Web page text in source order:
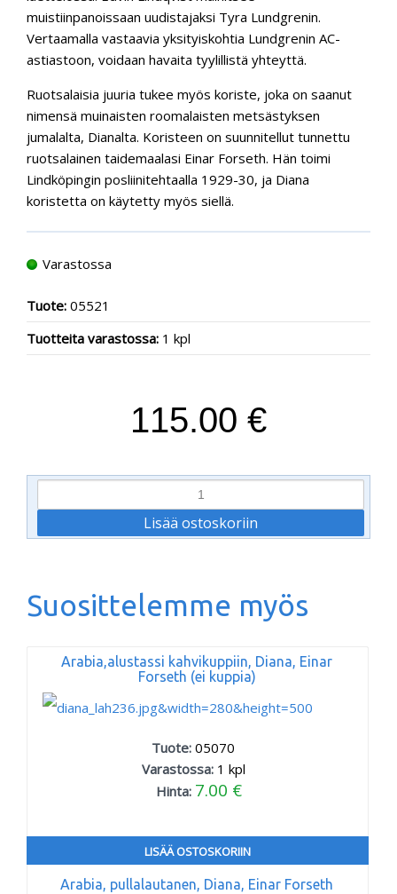
muistiinpanoissaan uudistajaksi Tyra Lundgrenin.
Vertaamalla vastaavia yksityiskohtia Lundgrenin AC-
astiastoon, voidaan havaita tyylillistä yhteyttä.
Ruotsalaisia juuria tukee myös koriste, joka on saanut
nimensä muinaisten roomalaisten metsästyksen
jumalalta, Dianalta. Koristeen on suunnitellut tunnettu
ruotsalainen taidemaalasi Einar Forseth. Hän toimi
Lindköpingin posliinitehtaalla 1929-30, ja Diana
koristetta on käytetty myös siellä.
Varastossa
Tuote: 05521
Tuotteita varastossa: 1 kpl
115.00 €
Suosittelemme myös
Arabia,alustassi kahvikuppiin, Diana, Einar
Forseth (ei kuppia)
Tuote:05070
Varastossa: 1 kpl
Hinta: 7.00 €
LISÄÄ OSTOSKORIIN
Arabia, pullalautanen, Diana, Einar Forseth